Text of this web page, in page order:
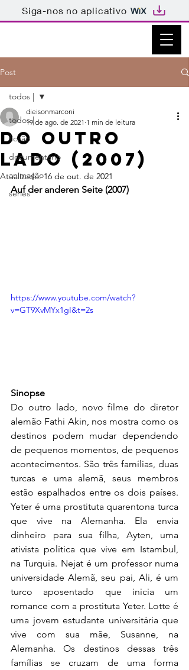
Siga-nos no aplicativo
Post
todos |
ficção
documentário
animação
séries
todos |
Do Outro
Lado (2007)
dieisonmarconi
19 de ago. de 2021 1 min de leitura
Atualizado:16 de out. de 2021
Auf der anderen Seite (2007)
https://www.youtube.com/watch?
v=GT9XvMYx1gI&t=2s
Sinopse
Do outro lado, novo filme do diretor
alemão Fathi Akin, nos mostra como os
destinos podem mudar dependendo
de pequenos momentos, de pequenos
acontecimentos. São três famílias, duas
turcas e uma alemã, seus membros
estão espalhados entre os dois países.
Yeter é uma prostituta quarentona turca
que vive na Alemanha. Ela envia
dinheiro para sua filha, Ayten, uma
ativista política que vive em Istambul,
na Turquia. Nejat é um professor numa
universidade Alemã, seu pai, Ali, é um
turco aposentado que inicia um
romance com a prostituta Yeter. Lotte é
uma jovem estudante universitária que
vive com sua mãe, Susanne, na
Alemanha. Os destinos dessas três
famílias se cruzam de uma forma